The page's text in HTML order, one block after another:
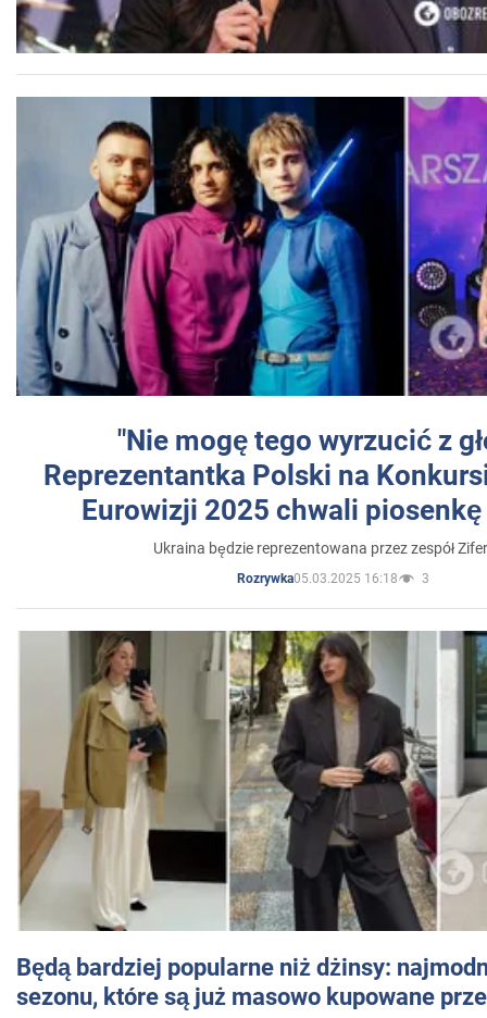
"Nie mogę tego wyrzucić z
Reprezentantka Polski na
Eurowizji 2025 chwali
Ukraina będzie reprezentowana przez zespół
Rozrywka05.03.2025 16:18 3
Będą bardziej popularne niż dżinsy:
sezonu, które są już masowo kupowane